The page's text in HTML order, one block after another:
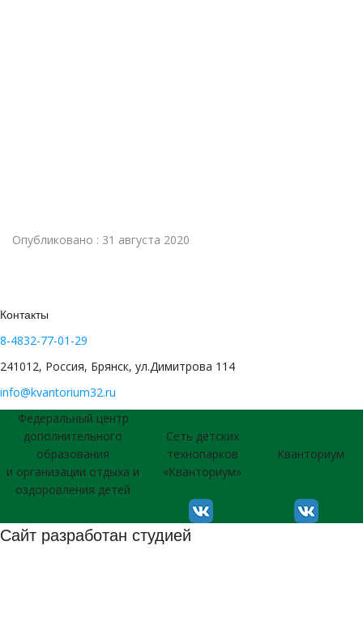
Опубликовано : 31 августа 2020
Контакты
8-4832-77-01-29
241012, Россия, Брянск, ул.Димитрова 114
info@kvantorium32.ru
Федеральный центр
дополнительного
образования
и организации отдыха и
оздоровления детей
Сеть детских
технопарков
«Кванториум»
Кванториум
Сайт разработан студией